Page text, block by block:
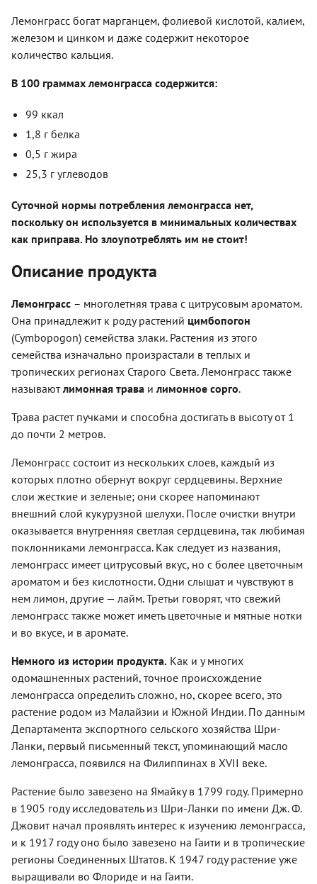
Лемонграсс богат марганцем, фолиевой кислотой, калием,
железом и цинком и даже содержит некоторое
количество кальция.
В 100 граммах лемонграсса содержится:
99 ккал
1,8 г белка
0,5 г жира
25,3 г углеводов
Суточной нормы потребления лемонграсса нет,
поскольку он используется в минимальных количествах
как приправа. Но злоупотреблять им не стоит!
Описание продукта
Лемонграсс – многолетняя трава с цитрусовым ароматом.
Она принадлежит к роду растений цимбопогон
(Cymbopogon) семейства злаки. Растения из этого
семейства изначально произрастали в теплых и
тропических регионах Старого Света. Лемонграсс также
называютлимонная трава и лимонное сорго.
Трава растет пучками и способна достигать в высоту от 1
до почти 2 метров.
Лемонграсс состоит из нескольких слоев, каждый из
которых плотно обернут вокруг сердцевины. Верхние
слои жесткие и зеленые; они скорее напоминают
внешний слой кукурузной шелухи. После очистки внутри
оказывается внутренняя светлая сердцевина, так любимая
поклонниками лемонграсса. Как следует из названия,
лемонграсс имеет цитрусовый вкус, но с более цветочным
ароматом и без кислотности. Одни слышат и чувствуют в
нем лимон, другие — лайм. Третьи говорят, что свежий
лемонграсс также может иметь цветочные и мятные нотки
и во вкусе, и в аромате.
Немного из истории продукта. Как и у многих
одомашненных растений, точное происхождение
лемонграсса определить сложно, но, скорее всего, это
растение родом из Малайзии и Южной Индии. По данным
Департамента экспортного сельского хозяйства Шри-
Ланки, первый письменный текст, упоминающий масло
лемонграсса, появился на Филиппинах в XVII веке.
Растение было завезено на Ямайку в 1799 году. Примерно
в 1905 году исследователь из Шри-Ланки по имени Дж. Ф.
Джовит начал проявлять интерес к изучению лемонграсса,
и к 1917 году оно было завезено на Гаити и в тропические
регионы Соединенных Штатов. К 1947 году растение уже
выращивали во Флориде и на Гаити.